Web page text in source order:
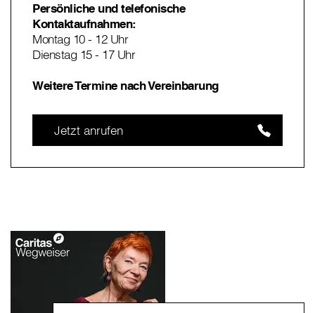
Persönliche und telefonische
Kontaktaufnahmen:
Montag 10 - 12 Uhr
Dienstag 15 - 17 Uhr
Weitere Termine nach Vereinbarung
Jetzt anrufen